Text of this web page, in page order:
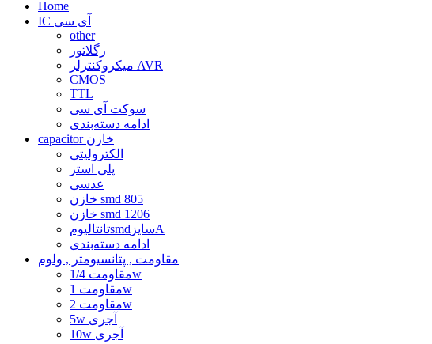
Home
IC آی سی
other
رگلاتور
میکروکنترلر AVR
CMOS
TTL
سوکت آی سی
ادامه دسته‌بندی
capacitor خازن
الکترولیتی
پلی استر
عدسی
خازن smd 805
خازن smd 1206
تانتالیومsmdسایزA
ادامه دسته‌بندی
مقاومت , پتانسیومتر , ولوم
مقاومت 1/4w
مقاومت 1w
مقاومت 2w
5w آجری
10w آجری